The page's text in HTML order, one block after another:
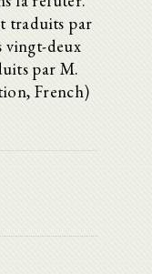
traduits par
vingt-deux
par M.
French)